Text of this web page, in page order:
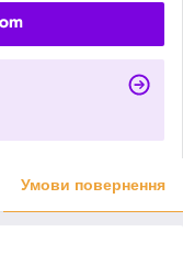
Умови повернення